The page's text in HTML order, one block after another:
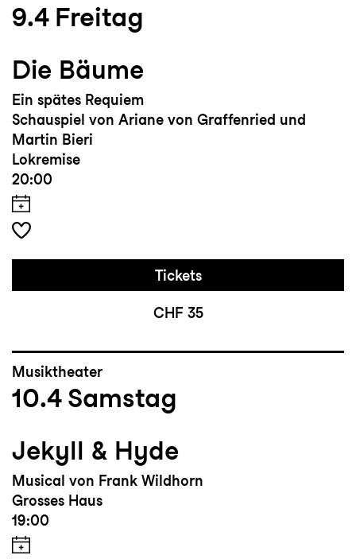
9.4 Freitag
Die Bäume
Ein spätes Requiem
Schauspiel von Ariane von Graffenried und
Martin Bieri
Lokremise
20:00
Tickets
CHF 35
Musiktheater
10.4 Samstag
Jekyll & Hyde
Musical von Frank Wildhorn
Grosses Haus
19:00